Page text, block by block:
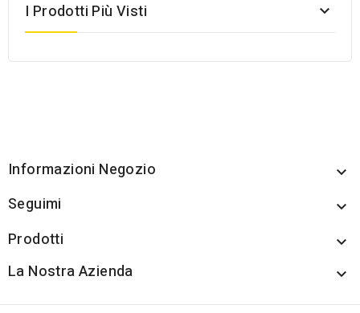
I Prodotti Più Visti 
Informazioni Negozio 
Seguimi 
Prodotti 
La Nostra Azienda 